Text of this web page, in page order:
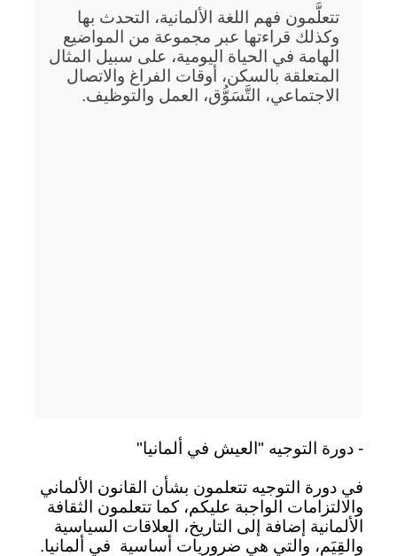
تتعلَّمون فهم اللغة الألمانية، التحدث بها
وكذلك قراءتها عبر مجموعة من المواضيع
الهامة في الحياة اليومية، على سبيل المثال
المتعلقة بالسكن، أوقات الفراغ والاتصال
الاجتماعي، التَّسَوُّق، العمل والتوظيف.
- دورة التوجيه "العيش في ألمانيا"
في دورة التوجيه تتعلمون بشأن القانون الألماني
والالتزامات الواجبة عليكم، كما تتعلمون الثقافة
الألمانية إضافة إلى التاريخ، العلاقات السياسية
والقِيَم، والتي هي ضروريات أساسية في ألمانيا.